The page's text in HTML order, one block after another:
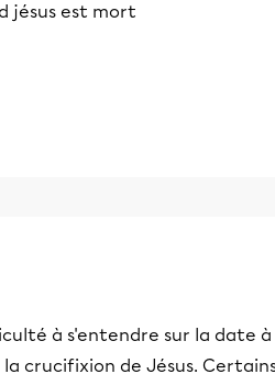
jésus est mort
à s'entendre sur la date à
crucifixion de Jésus.